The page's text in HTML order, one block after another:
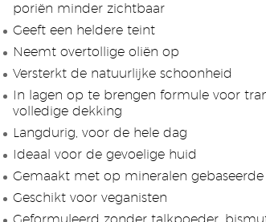
poriën minder zichtbaar
Geeft een heldere teint
Neemt overtollige oliën op
Versterkt de natuurlijke schoonheid
In lagen op te brengen formule voor
volledige dekking
Langdurig, voor de hele dag
Ideaal voor de gevoelige huid
Gemaakt met op mineralen
Geschikt voor veganisten